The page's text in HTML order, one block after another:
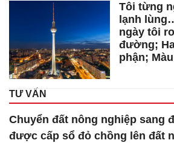
Tôi từng
lạnh
ngày tôi
đường;
phận;
TƯ VẤN
Chuyển đất nông nghiệp sang
được cấp sổ đỏ chồng lên đất